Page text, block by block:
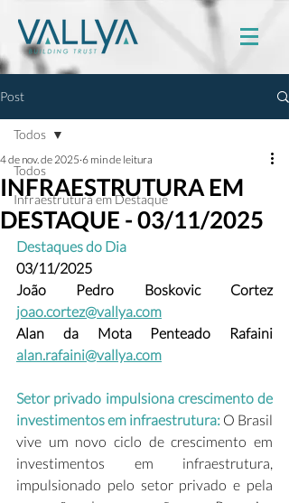
Post
Todos
Infraestrutura em Destaque
Todos
INFRAESTRUTURA EM
DESTAQUE - 03/11/2025
4 de nov. de 2025 6 min de leitura
Destaques do Dia
03/11/2025
João Pedro Boskovic Cortez
joao.cortez@vallya.com
alan.rafaini@vallya.com
Setor privado impulsiona crescimento de
investimentos em infraestrutura: O Brasil
vive um novo ciclo de crescimento em
investimentos em infraestrutura,
impulsionado pelo setor privado e pela